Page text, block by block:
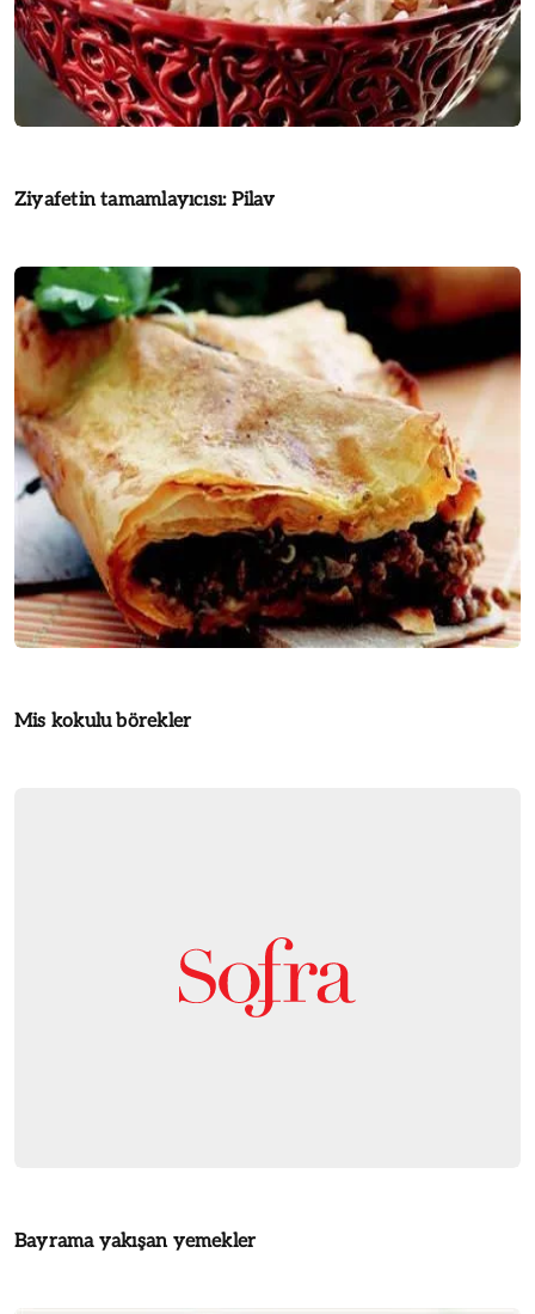
Ziyafetin tamamlayıcısı: Pilav
Mis kokulu börekler
Bayrama yakışan yemekler